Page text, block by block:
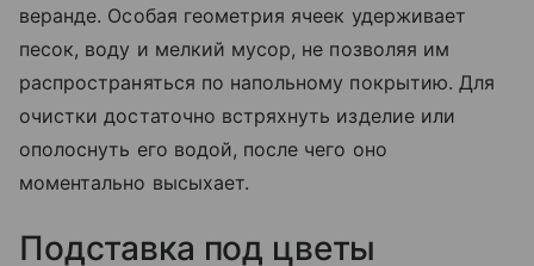
веранде. Особая геометрия ячеек удерживает
песок, воду и мелкий мусор, не позволяя им
распространяться по напольному покрытию. Для
очистки достаточно встряхнуть изделие или
ополоснуть его водой, после чего оно
моментально высыхает.
Подставка под цветы